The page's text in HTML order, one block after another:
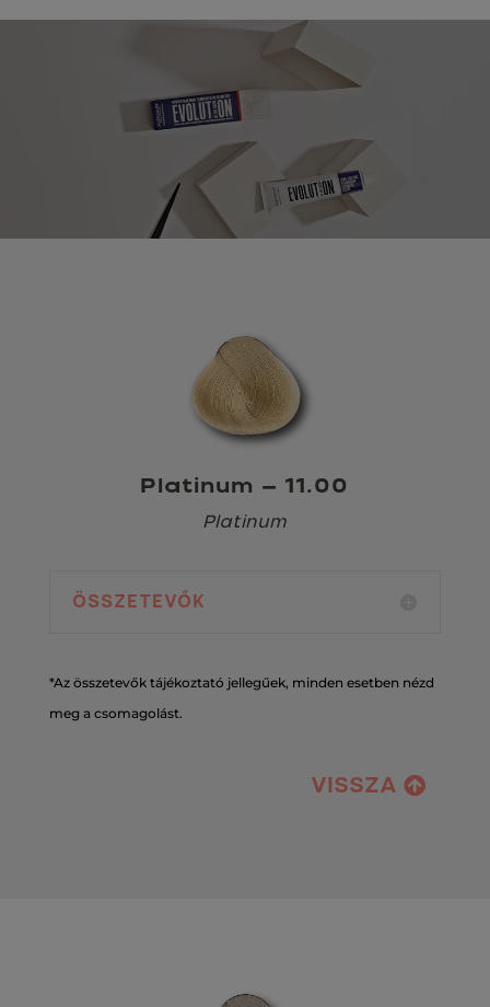
Platinum – 11.00
Platinum
ÖSSZETEVŐK
*Az összetevők tájékoztató jellegűek, minden esetben nézd
meg a csomagolást.
VISSZA